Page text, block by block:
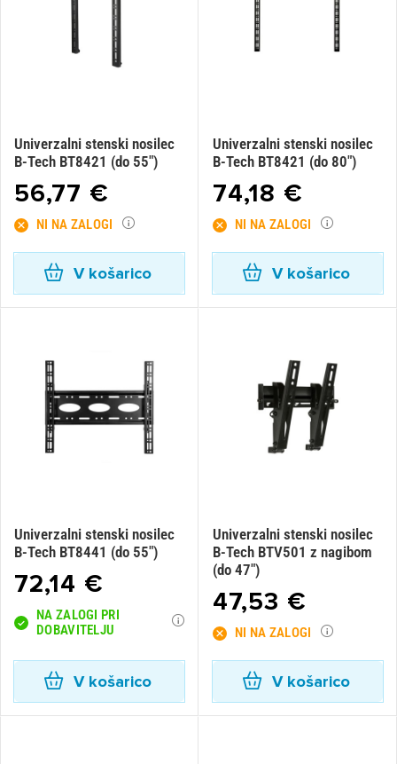
Univerzalni stenski nosilec
B-Tech BT8421 (do 55")
56,77 €
NI NA ZALOGI
V košarico
Univerzalni stenski nosilec
B-Tech BT8421 (do 80")
74,18 €
NI NA ZALOGI
V košarico
Univerzalni stenski nosilec
B-Tech BT8441 (do 55")
72,14 €
NA ZALOGI PRI
DOBAVITELJU
V košarico
Univerzalni stenski nosilec
B-Tech BTV501 z nagibom
(do 47")
47,53 €
NI NA ZALOGI
V košarico